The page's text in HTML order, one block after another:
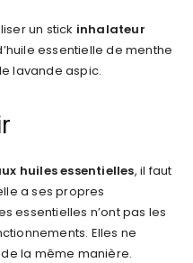
un stick inhalateur
essentielle de menthe
lavande aspic.
huiles essentielles, il faut
a ses propres
essentielles n’ont pas les
Elles ne
la même manière.